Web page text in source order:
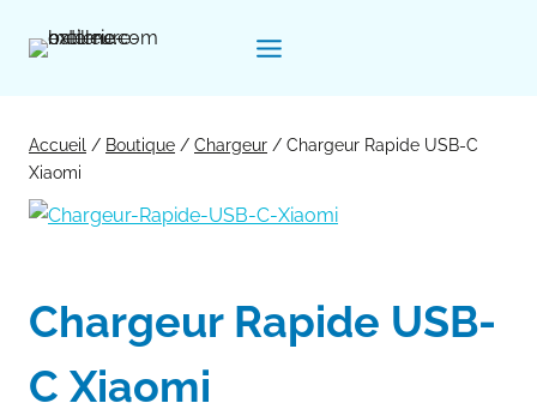
Accueil / Boutique / Chargeur / Chargeur Rapide USB-C
Xiaomi
Chargeur Rapide USB-
C Xiaomi